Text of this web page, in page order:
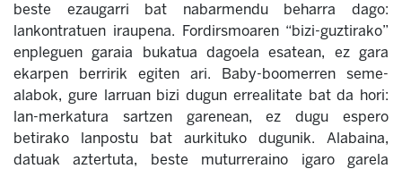
beste ezaugarri bat nabarmendu beharra dago:
lankontratuen iraupena. Fordirsmoaren “bizi-guztirako”
enpleguen garaia bukatua dagoela esatean, ez gara
ekarpen berririk egiten ari. Baby-boomerren seme-
alabok, gure larruan bizi dugun errealitate bat da hori:
lan-merkatura sartzen garenean, ez dugu espero
betirako lanpostu bat aurkituko dugunik. Alabaina,
datuak aztertuta, beste muturreraino igaro garela